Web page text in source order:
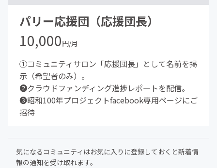
パリー応援団（応援団長）
10,000円/月
①コミュニティサロン「応援団長」として名前を掲
示（希望者のみ）。
❷クラウドファンディング進捗レポートを配信。
❸昭和100年プロジェクトfacebook専用ページにご
招待
気になるコミュニティはお気に入りに登録しておくと新着情
報の通知を受け取れます。